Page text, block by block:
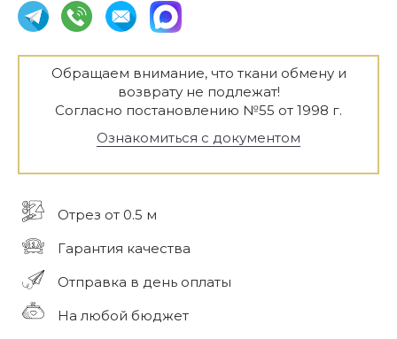
Обращаем внимание, что ткани обмену и
возврату не подлежат!
Согласно постановлению №55 от 1998 г.
Ознакомиться с документом
Отрез от 0.5 м
Гарантия качества
Отправка в день оплаты
На любой бюджет